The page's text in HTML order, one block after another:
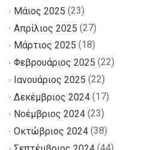
Μάιος 2025 (23)
Απρίλιος 2025 (27)
Μάρτιος 2025 (18)
Φεβρουάριος 2025 (22)
Ιανουάριος 2025 (22)
Δεκέμβριος 2024 (17)
Νοέμβριος 2024 (23)
Οκτώβριος 2024 (38)